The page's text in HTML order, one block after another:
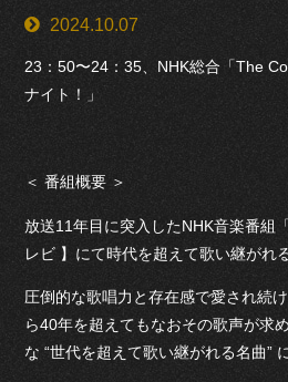
2024.10.07
23：50〜24：35、NHK総合「The
ナイト！」
＜ 番組概要 ＞
放送11年目に突入したNHK音楽番組
レビ 】にて時代を超えて歌い継がれ
圧倒的な歌唱力と存在感で愛され続
ら40年を超えてもなおその歌声が求
な “世代を超えて歌い継がれる名曲”